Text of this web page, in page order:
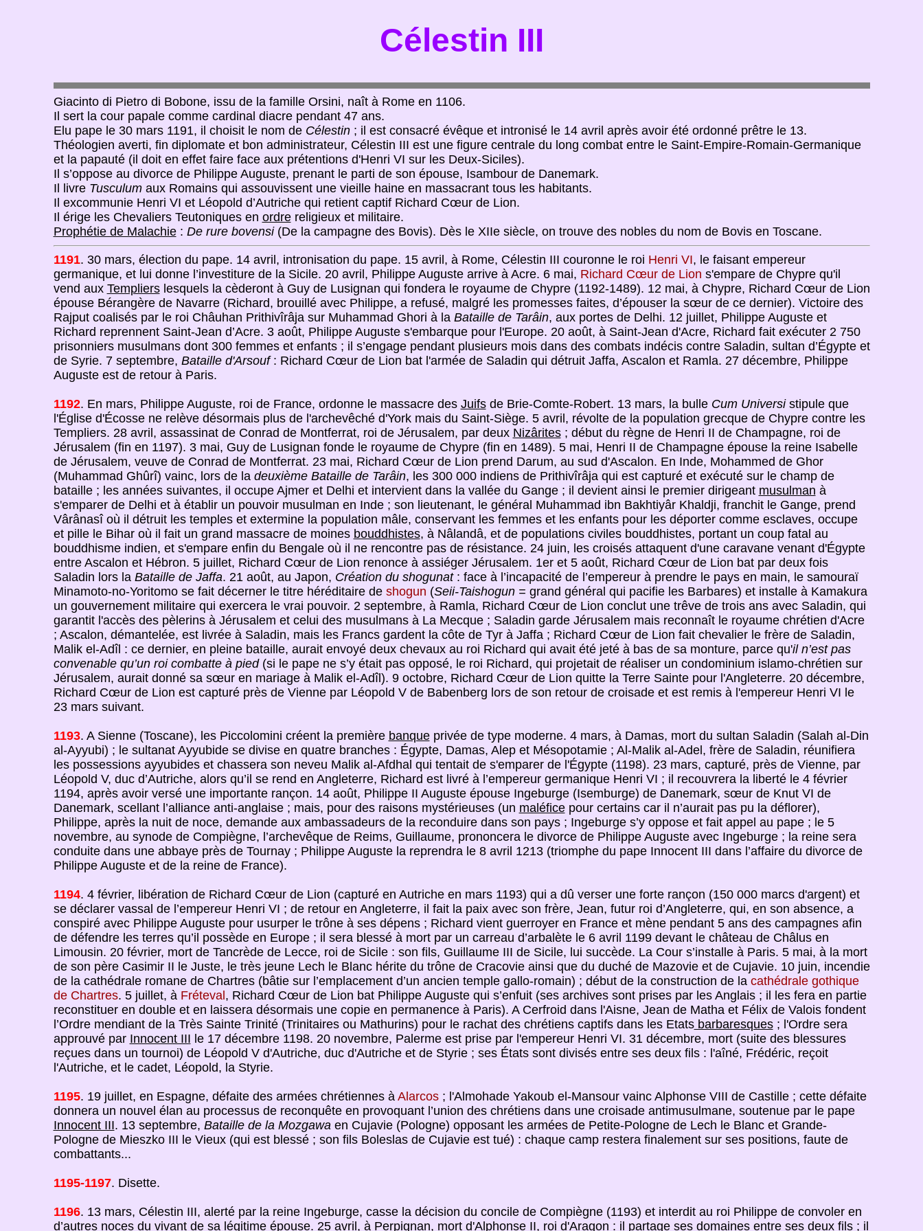
Célestin III
Giacinto di Pietro di Bobone, issu de la famille Orsini, naît à Rome en 1106.
Il sert la cour papale comme cardinal diacre pendant 47 ans.
Elu pape le 30 mars 1191, il choisit le nom de Célestin; il est consacré évêque et intronisé le 14 avril après avoir été ordonné prêtre le 13.
Théologien averti, fin diplomate et bon administrateur, Célestin III est une figure centrale du long combat entre le Saint-Empire-Romain-Germanique
et la papauté (il doit en effet faire face aux prétentions d'Henri VI sur les Deux-Siciles).
Il s’oppose au divorce de Philippe Auguste, prenant le parti de son épouse, Isambour de Danemark.
Il livre Tusculumaux Romains qui assouvissent une vieille haine en massacrant tous les habitants.
Il excommunie Henri VI et Léopold d’Autriche qui retient captif Richard Cœur de Lion.
Il érige les Chevaliers Teutoniques en ordrereligieux et militaire.
Prophétie de Malachie: De rure bovensi(De la campagne des Bovis). Dès le XIIe siècle, on trouve des nobles du nom de Bovis en Toscane.
1191. 30 mars, élection du pape. 14 avril, intronisation du pape. 15 avril, à Rome, Célestin III couronne le roi Henri VI, le faisant empereur
germanique, et lui donne l’investiture de la Sicile. 20 avril, Philippe Auguste arrive à Acre. 6 mai, Richard Cœur de Lion s'empare de Chypre qu'il
vend aux Templierslesquels la cèderont à Guy de Lusignan qui fondera le royaume de Chypre (1192-1489). 12 mai, à Chypre, Richard Cœur de Lion
épouse Bérangère de Navarre (Richard, brouillé avec Philippe, a refusé, malgré les promesses faites, d’épouser la sœur de ce dernier). Victoire des
Rajput coalisés par le roi Châuhan Prithivîrâja sur Muhammad Ghori à la Bataille de Tarâin, aux portes de Delhi. 12 juillet, Philippe Auguste et
Richard reprennent Saint-Jean d’Acre. 3 août, Philippe Auguste s'embarque pour l'Europe. 20 août, à Saint-Jean d'Acre, Richard fait exécuter 2 750
prisonniers musulmans dont 300 femmes et enfants ; il s’engage pendant plusieurs mois dans des combats indécis contre Saladin, sultan d’Égypte et
de Syrie. 7 septembre, Bataille d'Arsouf: Richard Cœur de Lion bat l'armée de Saladin qui détruit Jaffa, Ascalon et Ramla. 27 décembre, Philippe
Auguste est de retour à Paris.
1192. En mars, Philippe Auguste, roi de France, ordonne le massacre des Juifsde Brie-Comte-Robert. 13 mars, la bulleCum Universistipule que
l'Église d'Écosse ne relève désormais plus de l'archevêché d'York mais du Saint-Siège. 5 avril, révolte de la population grecque de Chypre contre les
Templiers. 28 avril, assassinat de Conrad de Montferrat, roi de Jérusalem, par deux Nizârites; début du règne de Henri II de Champagne, roi de
Jérusalem (fin en 1197). 3 mai, Guy de Lusignan fonde le royaume de Chypre (fin en 1489). 5 mai, Henri II de Champagne épouse la reine Isabelle
de Jérusalem, veuve de Conrad de Montferrat. 23 mai, Richard Cœur de Lion prend Darum, au sud d'Ascalon. En Inde, Mohammed de Ghor
(Muhammad Ghûrî) vainc, lors de la deuxième Bataille de Tarâin, les 300 000 indiens de Prithivîrâja qui est capturé et exécuté sur le champ de
bataille ; les années suivantes, il occupe Ajmer et Delhi et intervient dans la vallée du Gange ; il devient ainsi le premier dirigeant musulman à
s'emparer de Delhi et à établir un pouvoir musulman en Inde ; son lieutenant, le général Muhammad ibn Bakhtiyâr Khaldji, franchit le Gange, prend
Vârânasî où il détruit les temples et extermine la population mâle, conservant les femmes et les enfants pour les déporter comme esclaves, occupe
et pille le Bihar où il fait un grand massacre de moines bouddhistes, à Nâlandâ, et de populations civiles bouddhistes, portant un coup fatal au
bouddhisme indien, et s'empare enfin du Bengale où il ne rencontre pas de résistance. 24 juin, les croisés attaquent d'une caravane venant d'Égypte
entre Ascalon et Hébron. 5 juillet, Richard Cœur de Lion renonce à assiéger Jérusalem. 1er et 5 août, Richard Cœur de Lion bat par deux fois
Saladin lors la Bataille de Jaffa. 21 août, au Japon, Création du shogunat : face à l’incapacité de l’empereur à prendre le pays en main, le samouraï
Minamoto-no-Yoritomo se fait décerner le titre héréditaire de shogun (Seii-Taishogun = grand général qui pacifie les Barbares) et installe à Kamakura
un gouvernement militaire qui exercera le vrai pouvoir. 2 septembre, à Ramla, Richard Cœur de Lion conclut une trêve de trois ans avec Saladin, qui
garantit l'accès des pèlerins à Jérusalem et celui des musulmans à La Mecque ; Saladin garde Jérusalem mais reconnaît le royaume chrétien d'Acre
; Ascalon, démantelée, est livrée à Saladin, mais les Francs gardent la côte de Tyr à Jaffa ; Richard Cœur de Lion fait chevalier le frère de Saladin,
Malik el-Adîl : ce dernier, en pleine bataille, aurait envoyé deux chevaux au roi Richard qui avait été jeté à bas de sa monture, parce qu'il n’est pas
convenable qu’un roi combatte à pied(si le pape ne s’y était pas opposé, le roi Richard, qui projetait de réaliser un condominium islamo-chrétien sur
Jérusalem, aurait donné sa sœur en mariage à Malik el-Adîl). 9 octobre, Richard Cœur de Lion quitte la Terre Sainte pour l'Angleterre. 20 décembre,
Richard Cœur de Lion est capturé près de Vienne par Léopold V de Babenberg lors de son retour de croisade et est remis à l'empereur Henri VI le
23 mars suivant.
1193. A Sienne (Toscane), les Piccolomini créent la première banqueprivée de type moderne. 4 mars, à Damas, mort du sultan Saladin (Salah al-Din
al-Ayyubi) ; le sultanat Ayyubide se divise en quatre branches : Égypte, Damas, Alep et Mésopotamie ; Al-Malik al-Adel, frère de Saladin, réunifiera
les possessions ayyubides et chassera son neveu Malik al-Afdhal qui tentait de s'emparer de l'Égypte (1198). 23 mars, capturé, près de Vienne, par
Léopold V, duc d’Autriche, alors qu’il se rend en Angleterre, Richard est livré à l’empereur germanique Henri VI ; il recouvrera la liberté le 4 février
1194, après avoir versé une importante rançon. 14 août, Philippe II Auguste épouse Ingeburge (Isemburge) de Danemark, sœur de Knut VI de
Danemark, scellant l’alliance anti-anglaise ; mais, pour des raisons mystérieuses (un maléficepour certains car il n’aurait pas pu la déflorer),
Philippe, après la nuit de noce, demande aux ambassadeurs de la reconduire dans son pays ; Ingeburge s’y oppose et fait appel au pape ; le 5
novembre, au synode de Compiègne, l’archevêque de Reims, Guillaume, prononcera le divorce de Philippe Auguste avec Ingeburge ; la reine sera
conduite dans une abbaye près de Tournay ; Philippe Auguste la reprendra le 8 avril 1213 (triomphe du pape Innocent III dans l’affaire du divorce de
Philippe Auguste et de la reine de France).
1194. 4 février, libération de Richard Cœur de Lion (capturé en Autriche en mars 1193) qui a dû verser une forte rançon (150 000 marcs d'argent) et
se déclarer vassal de l’empereur Henri VI ; de retour en Angleterre, il fait la paix avec son frère, Jean, futur roi d’Angleterre, qui, en son absence, a
conspiré avec Philippe Auguste pour usurper le trône à ses dépens ; Richard vient guerroyer en France et mène pendant 5 ans des campagnes afin
de défendre les terres qu’il possède en Europe ; il sera blessé à mort par un carreau d’arbalète le 6 avril 1199 devant le château de Châlus en
Limousin. 20 février, mort de Tancrède de Lecce, roi de Sicile : son fils, Guillaume III de Sicile, lui succède. La Cour s’installe à Paris. 5 mai, à la mort
de son père Casimir II le Juste, le très jeune Lech le Blanc hérite du trône de Cracovie ainsi que du duché de Mazovie et de Cujavie. 10 juin, incendie
de la cathédrale romane de Chartres (bâtie sur l’emplacement d’un ancien temple gallo-romain) ; début de la construction de la cathédrale gothique
de Chartres. 5 juillet, à Fréteval , Richard Cœur de Lion bat Philippe Auguste qui s’enfuit (ses archives sont prises par les Anglais ; il les fera en partie
reconstituer en double et en laissera désormais une copie en permanence à Paris). A Cerfroid dans l'Aisne, Jean de Matha et Félix de Valois fondent
l’Ordre mendiant de la Très Sainte Trinité (Trinitaires ou Mathurins) pour le rachat des chrétiens captifs dans les Etatsbarbaresques; l'Ordre sera
approuvé par Innocent III le 17 décembre 1198. 20 novembre, Palerme est prise par l'empereur Henri VI. 31 décembre, mort (suite des blessures
reçues dans un tournoi) de Léopold V d'Autriche, duc d'Autriche et de Styrie ; ses États sont divisés entre ses deux fils : l'aîné, Frédéric, reçoit
l'Autriche, et le cadet, Léopold, la Styrie.
1195. 19 juillet, en Espagne, défaite des armées chrétiennes à Alarcos; l'Almohade Yakoub el-Mansour vainc Alphonse VIII de Castille ; cette défaite
donnera un nouvel élan au processus de reconquête en provoquant l’union des chrétiens dans une croisade antimusulmane, soutenue par le pape
Innocent III. 13 septembre, Bataille de la Mozgawa en Cujavie (Pologne) opposant les armées de Petite-Pologne de Lech le Blanc et Grande-
Pologne de Mieszko III le Vieux (qui est blessé ; son fils Boleslas de Cujavie est tué) : chaque camp restera finalement sur ses positions, faute de
combattants...
1195-1197. Disette.
1196. 13 mars, Célestin III, alerté par la reine Ingeburge, casse la décision du concile de Compiègne (1193) et interdit au roi Philippe de convoler en
d’autres noces du vivant de sa légitime épouse. 25 avril, à Perpignan, mort d'Alphonse II, roi d'Aragon : il partage ses domaines entre ses deux fils ; il